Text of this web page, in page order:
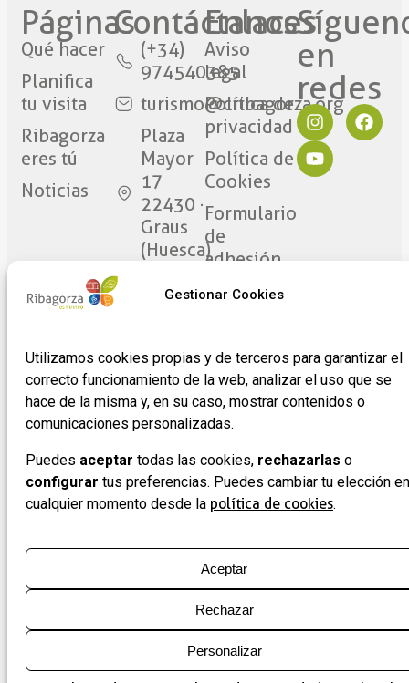
Gestionar Cookies
Utilizamos cookies propias y de terceros para garantizar el
correcto funcionamiento de la web, analizar el uso que se
hace de la misma y, en su caso, mostrar contenidos o
comunicaciones personalizadas.
Puedes aceptar todas las cookies, rechazarlas o
configurar tus preferencias. Puedes cambiar tu elección en
cualquier momento desde la política de cookies.
Aceptar
Rechazar
Personalizar
Páginas
Qué hacer
Planifica
tu visita
Ribagorza
eres tú
Noticias
Contáctanos​
(+34)
974540385
turismo@cribagorza.org
Plaza
Mayor
17
22430 ·
Graus
(Huesca)
Enlaces
Aviso
legal
Política de
privacidad
Política de
Cookies
Formulario
de
adhesión
empresas
en
redes​